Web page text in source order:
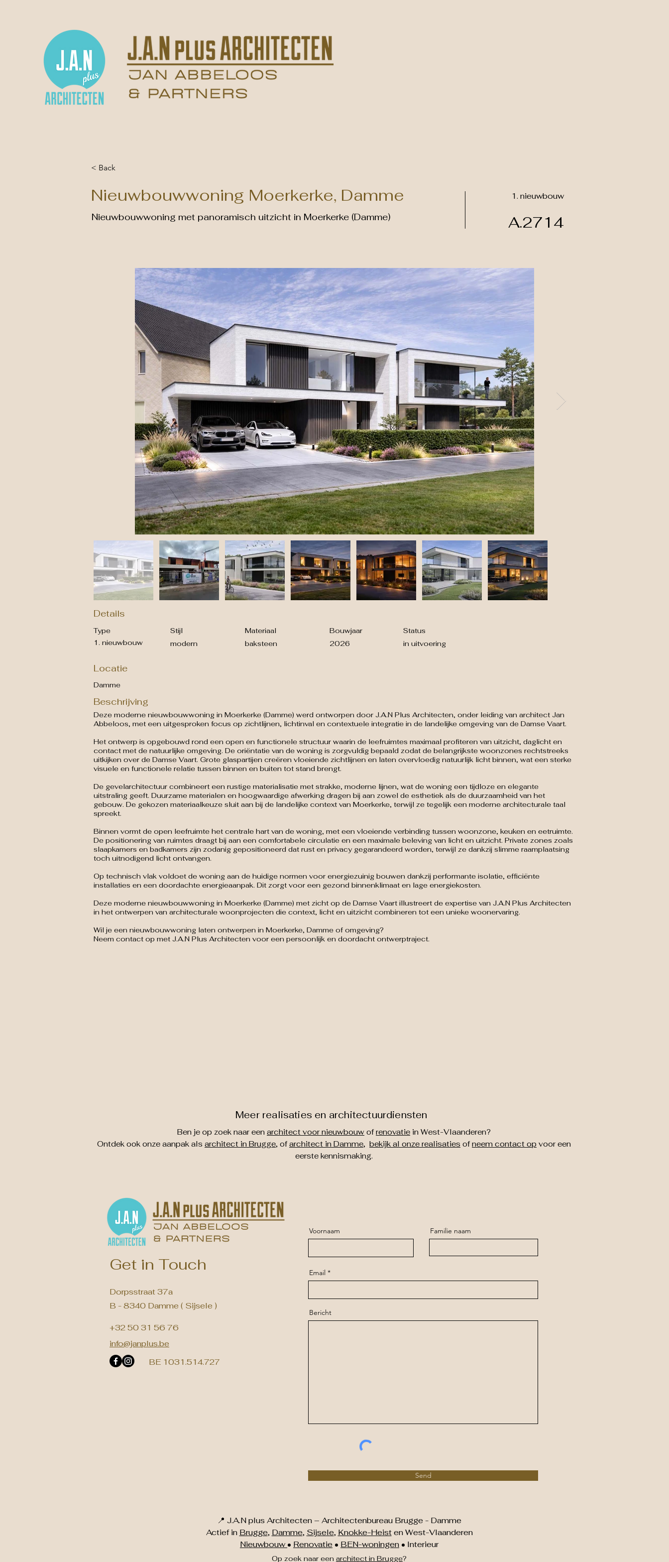
< Back
Nieuwbouwwoning Moerkerke, Damme
Nieuwbouwwoning met panoramisch uitzicht in Moerkerke (Damme)
1. nieuwbouw
A.2714
Details
Type Stijl
Materiaal
1. nieuwbouw
modern baksteen
Bouwjaar
Status
2026
in uitvoering
Locatie
Damme
Beschrijving
Deze moderne nieuwbouwwoning in Moerkerke (Damme) werd ontworpen door J.A.N Plus Architecten, onder leiding van architect Jan
Abbeloos, met een uitgesproken focus op zichtlijnen, lichtinval en contextuele integratie in de landelijke omgeving van de Damse Vaart.
Het ontwerp is opgebouwd rond een open en functionele structuur waarin de leefruimtes maximaal profiteren van uitzicht, daglicht en
contact met de natuurlijke omgeving. De oriëntatie van de woning is zorgvuldig bepaald zodat de belangrijkste woonzones rechtstreeks
uitkijken over de Damse Vaart. Grote glaspartijen creëren vloeiende zichtlijnen en laten overvloedig natuurlijk licht binnen, wat een sterke
visuele en functionele relatie tussen binnen en buiten tot stand brengt.
De gevelarchitectuur combineert een rustige materialisatie met strakke, moderne lijnen, wat de woning een tijdloze en elegante
uitstraling geeft. Duurzame materialen en hoogwaardige afwerking dragen bij aan zowel de esthetiek als de duurzaamheid van het
gebouw. De gekozen materiaalkeuze sluit aan bij de landelijke context van Moerkerke, terwijl ze tegelijk een moderne architecturale taal
spreekt.
Binnen vormt de open leefruimte het centrale hart van de woning, met een vloeiende verbinding tussen woonzone, keuken en eetruimte.
De positionering van ruimtes draagt bij aan een comfortabele circulatie en een maximale beleving van licht en uitzicht. Private zones zoals
slaapkamers en badkamers zijn zodanig gepositioneerd dat rust en privacy gegarandeerd worden, terwijl ze dankzij slimme raamplaatsing
toch uitnodigend licht ontvangen.
Op technisch vlak voldoet de woning aan de huidige normen voor energiezuinig bouwen dankzij performante isolatie, efficiënte
installaties en een doordachte energieaanpak. Dit zorgt voor een gezond binnenklimaat en lage energiekosten.
Deze moderne nieuwbouwwoning in Moerkerke (Damme) met zicht op de Damse Vaart illustreert de expertise van J.A.N Plus Architecten
in het ontwerpen van architecturale woonprojecten die context, licht en uitzicht combineren tot een unieke woonervaring.
Wil je een nieuwbouwwoning laten ontwerpen in Moerkerke, Damme of omgeving?
Neem contact op met J.A.N Plus Architecten voor een persoonlijk en doordacht ontwerptraject.
Meer realisaties en architectuurdiensten
Ben je op zoek naar een architect voor nieuwbouw ofrenovatie in West-Vlaanderen?
Ontdek ook onze aanpak als architect in Brugge, ofarchitect in Damme, bekijk al onze realisaties ofneem contact op voor een
eerste kennismaking.
Get in Touch
Dorpsstraat 37a
B - 8340 Damme ( Sijsele )
+32 50 31 56 76
info@janplus.be
BE 1031.514.727
Voornaam Familie naam
Email
Bericht
Send
📍 J.A.N plus Architecten – Architectenbureau Brugge - Damme
Actief in Brugge, Damme, Sijsele, Knokke-Heisten West-Vlaanderen
Nieuwbouw • Renovatie • BEN-woningen • Interieur
Op zoek naar een architect in Brugge?